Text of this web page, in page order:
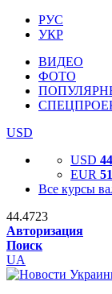
РУС
УКР
ВИДЕО
ФОТО
USD
USD
EUR
Все курсы
44.4723
Авторизация
Поиск
UA